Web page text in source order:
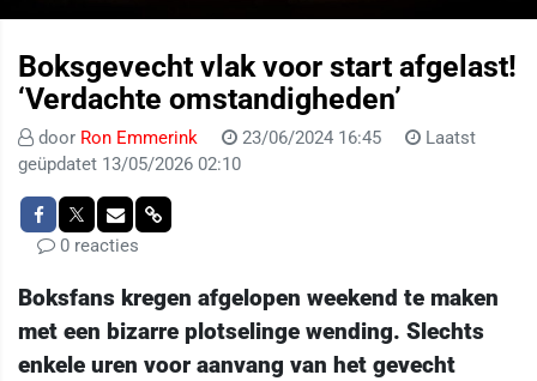
Boksgevecht vlak voor start afgelast!
‘Verdachte omstandigheden’
door Ron Emmerink 23/06/2024 16:45
Laatst
geüpdatet 13/05/2026 02:10
0 reacties
Boksfans kregen afgelopen weekend te maken
met een bizarre plotselinge wending. Slechts
enkele uren voor aanvang van het gevecht